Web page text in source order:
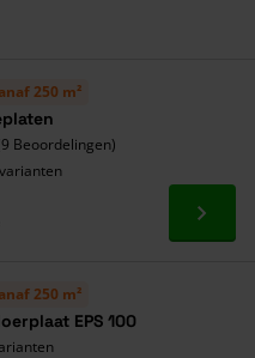
250 m²
Beoordelingen)
Ga
250 m²
EPS 100